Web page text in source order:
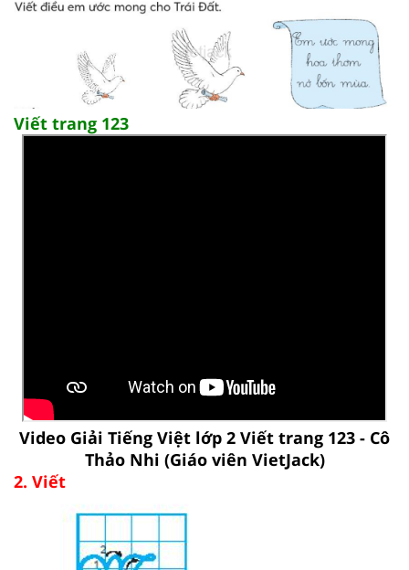
Viết trang 123
Video Giải Tiếng Việt lớp 2 Viết trang 123 - Cô
Thảo Nhi (Giáo viên VietJack)
2. Viết